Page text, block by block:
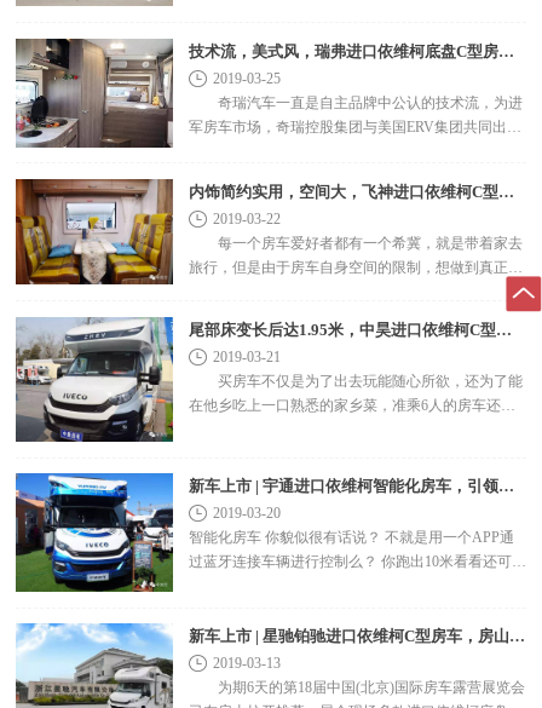
技术流，美式风，瑞弗进口依维柯底盘C型房车！
2019-03-25
奇瑞汽车一直是自主品牌中公认的技术流，为进
军房车市场，奇瑞控股集团与美国ERV集团共同出资
内饰简约实用，空间大，飞神进口依维柯C型房车
2019-03-22
每一个房车爱好者都有一个希冀，就是带着家去
旅行，但是由于房车自身空间的限制，想做到真正意
义上的把家带在身边，上装方面我们还需要多下点功
尾部床变长后达1.95米，中昊进口依维柯C型房车
2019-03-21
买房车不仅是为了出去玩能随心所欲，还为了能
在他乡吃上一口熟悉的家乡菜，准乘6人的房车还能
新车上市 | 宇通进口依维柯智能化房车，引领房车生活新时代
2019-03-20
智能化房车 你貌似很有话说？ 不就是用一个APP通
过蓝牙连接车辆进行控制么？ 你跑出10米看看还可
新车上市 | 星驰铂驰进口依维柯C型房车，房山展会首发！
2019-03-13
为期6天的第18届中国(北京)国际房车露营展览会